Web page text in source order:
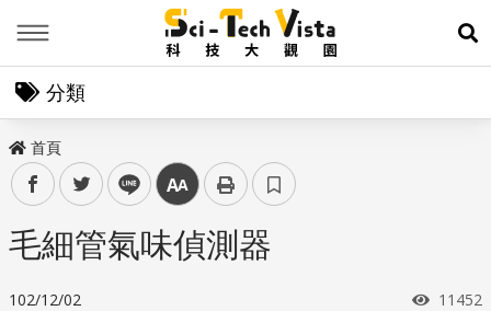
展
分類
首頁
facebooktwitter line 中
毛細管氣味偵測器
102/12/02 瀏覽次
11452